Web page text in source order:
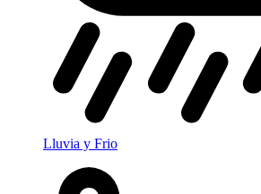
Lluvia y Frio